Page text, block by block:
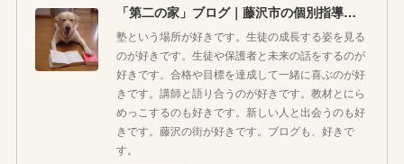
「第二の家」ブログ｜藤沢市の個別指導塾のお話
塾という場所が好きです。生徒の成長する姿を見る
のが好きです。生徒や保護者と未来の話をするのが
好きです。合格や目標を達成して一緒に喜ぶのが好
きです。講師と語り合うのが好きです。教材とにら
めっこするのも好きです。新しい人と出会うのも好
きです。藤沢の街が好きです。ブログも、好きで
す。